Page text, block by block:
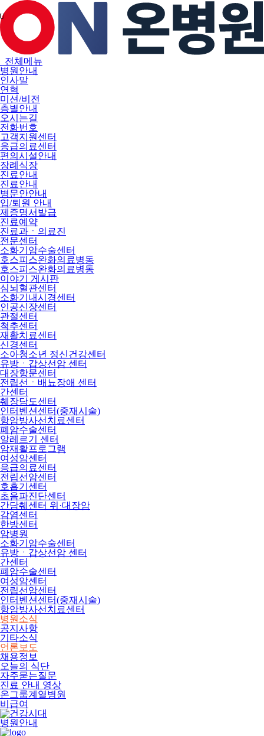
뉴
건
너
뛰
전체메뉴
병원안내
인사말
연혁
미션/비전
층별안내
오시는길
전화번호
고객지원센터
응급의료센터
편의시설안내
장례식장
진료안내
진료안내
병문안안내
입/퇴원 안내
제증명서발급
진료예약
진료과ㆍ의료진
전문센터
소화기암수술센터
호스피스완화의료병동
호스피스완화의료병동
이야기 게시판
심뇌혈관센터
소화기내시경센터
인공신장센터
관절센터
척추센터
재활치료센터
신경센터
소아청소년 정신건강센터
유방ㆍ갑상선암 센터
대장항문센터
전립선ㆍ배뇨장애 센터
간센터
췌장담도센터
인터벤션센터(중재시술)
항암방사선치료센터
폐암수술센터
알레르기 센터
암재활프로그램
여성암센터
응급의료센터
전립선암센터
호흡기센터
초음파진단센터
간담췌센터 위·대장암
감염센터
한방센터
암병원
소화기암수술센터
유방ㆍ갑상선암 센터
간센터
폐암수술센터
여성암센터
전립선암센터
인터벤션센터(중재시술)
항암방사선치료센터
병원소식
공지사항
기타소식
언론보도
채용정보
오늘의 식단
자주묻는질문
진료 안내 영상
온그룹계열병원
비급여
병원안내